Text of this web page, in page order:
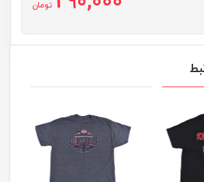
تومان